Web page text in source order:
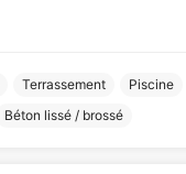
Terrassement
Piscine
Béton lissé / brossé